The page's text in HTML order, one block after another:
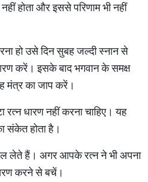
होता और इससे परिणाम भी नहीं
हो उसे दिन सुबह जल्दी स्नान से
करें। इसके बाद भगवान के समक्ष
मंत्र का जाप करें।
रत्न धारण नहीं करना चाहिए। यह
संकेत होता है।
लेते हैं। अगर आपके रत्न ने भी अपना
करने से बचें।